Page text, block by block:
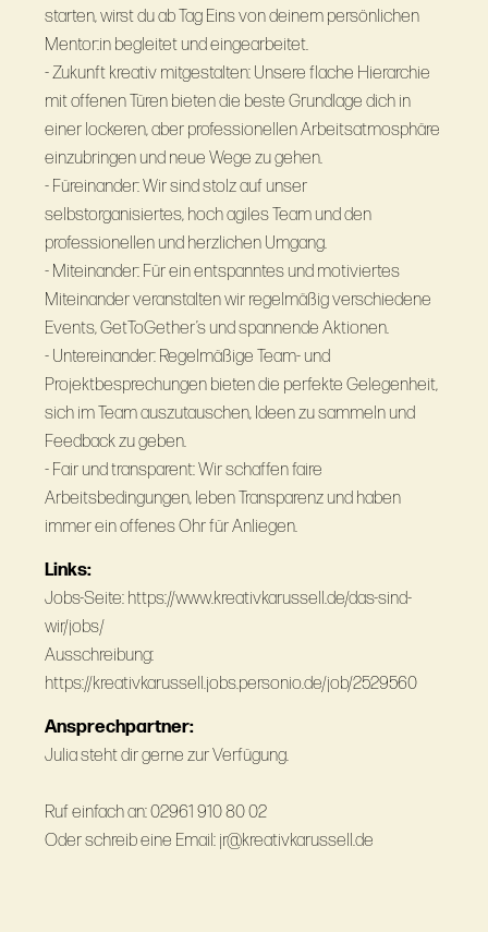
starten, wirst du ab Tag Eins von deinem persönlichen
Mentor:in begleitet und eingearbeitet.
- Zukunft kreativ mitgestalten: Unsere flache Hierarchie
mit offenen Türen bieten die beste Grundlage dich in
einer lockeren, aber professionellen Arbeitsatmosphäre
einzubringen und neue Wege zu gehen.
- Füreinander: Wir sind stolz auf unser
selbstorganisiertes, hoch agiles Team und den
professionellen und herzlichen Umgang.
- Miteinander: Für ein entspanntes und motiviertes
Miteinander veranstalten wir regelmäßig verschiedene
Events, GetToGether’s und spannende Aktionen.
- Untereinander: Regelmäßige Team- und
Projektbesprechungen bieten die perfekte Gelegenheit,
sich im Team auszutauschen, Ideen zu sammeln und
Feedback zu geben.
- Fair und transparent: Wir schaffen faire
Arbeitsbedingungen, leben Transparenz und haben
immer ein offenes Ohr für Anliegen.
Links:
Jobs-Seite: https://www.kreativkarussell.de/das-sind-
wir/jobs/
Ausschreibung:
https://kreativkarussell.jobs.personio.de/job/2529560
Ansprechpartner:
Julia steht dir gerne zur Verfügung.
Ruf einfach an: 02961 910 80 02
Oder schreib eine Email: jr@kreativkarussell.de